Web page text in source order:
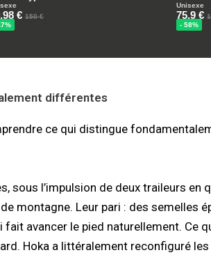
différentes
ce qui distingue
l’impulsion de deux traileurs en
montagne. Leur pari : des semelles
avancer le pied naturellement. Ce
Hoka a littéralement reconfiguré